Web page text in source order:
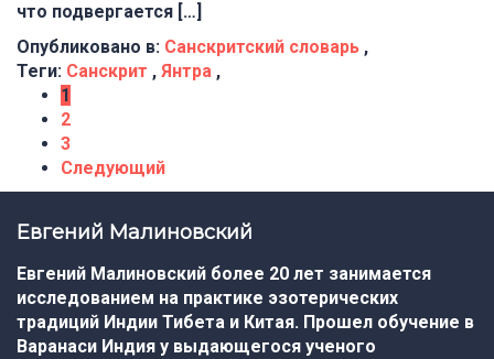
что подвергается […]
Опубликовано в: Санскритский словарь ,
Теги: Санскрит , Янтра ,
1
2
3
Следующий
Евгений Малиновский
Евгений Малиновский более 20 лет занимается
исследованием на практике эзотерических
традиций Индии Тибета и Китая. Прошел обучение в
Варанаси Индия у выдающегося ученого